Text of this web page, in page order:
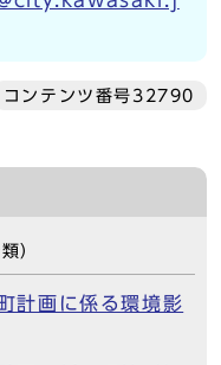
コンテンツ番号32790
）
画に係る環境影